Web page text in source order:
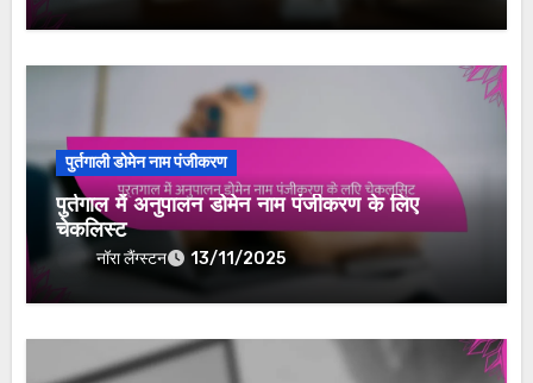
पुर्तगाली डोमेन नाम पंजीकरण
पुर्तगाल में अनुपालन डोमेन नाम पंजीकरण के लिए
चेकलिस्ट
नॉरा लैंग्स्टन 13/11/2025